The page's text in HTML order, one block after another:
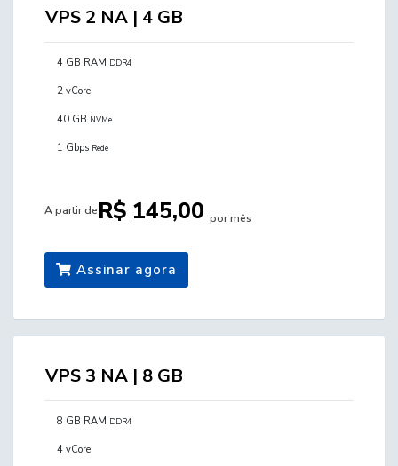
VPS 2 NA | 4 GB
4 GB RAM DDR4
2 vCore
40 GB NVMe
1 Gbps Rede
A partir deR$ 145,00 por mês
Assinar agora
VPS 3 NA | 8 GB
8 GB RAM DDR4
4 vCore